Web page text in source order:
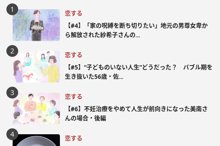
恋する
【#4】「家の呪縛を断ち切りたい」地元の男尊女卑か
ら解放された紗希子さんの...
恋する
【#5】“子どものいない人生”どうだった？ バブル期を
生き抜いた56歳・佐...
恋する
【#6】不妊治療をやめて人生が前向きになった美南さ
んの場合・後編
恋する